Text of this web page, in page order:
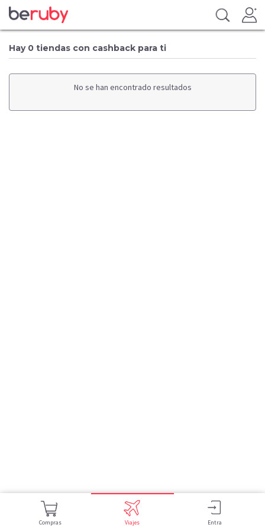
Compras Viajes Entra
Hay 0 tiendas con cashback para ti
No se han encontrado resultados